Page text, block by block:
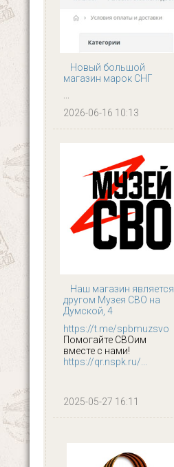
Новый большой
магазин марок СНГ
...
2026-06-16 10:13
Наш магазин является
другом Музея СВО на
Думской, 4
https://t.me/spbmuzsvo
Помогайте СВОим
вместе с нами!
https://qr.nspk.ru/...
2025-05-27 16:11